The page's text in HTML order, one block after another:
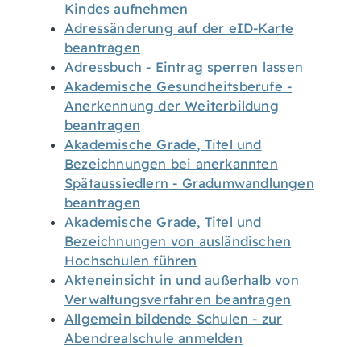
Kindes aufnehmen
Adressänderung auf der eID-Karte
beantragen
Adressbuch - Eintrag sperren lassen
Akademische Gesundheitsberufe -
Anerkennung der Weiterbildung
beantragen
Akademische Grade, Titel und
Bezeichnungen bei anerkannten
Spätaussiedlern - Gradumwandlungen
beantragen
Akademische Grade, Titel und
Bezeichnungen von ausländischen
Hochschulen führen
Akteneinsicht in und außerhalb von
Verwaltungsverfahren beantragen
Allgemein bildende Schulen - zur
Abendrealschule anmelden